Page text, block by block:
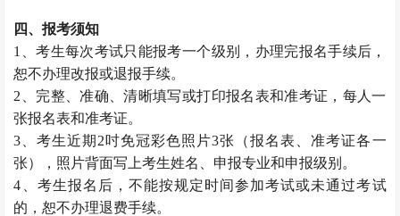
四、报考须知
1、考生每次考试只能报考一个级别，办理完报名手续后，
恕不办理改报或退报手续。
2、完整、准确、清晰填写或打印报名表和准考证，每人一
张报名表和准考证。
3、考生近期2吋免冠彩色照片3张（报名表、准考证各一
张），照片背面写上考生姓名、申报专业和申报级别。
4、考生报名后，不能按规定时间参加考试或未通过考试
的，恕不办理退费手续。